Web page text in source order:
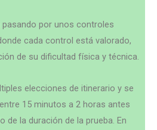
por unos controles
cada control está valorado,
de su dificultad física y técnica.
elecciones de itinerario y se
15 minutos a 2 horas antes
de la duración de la prueba. En